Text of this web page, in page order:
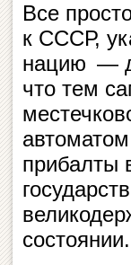
Все
к СССР,
нацию —
что тем
прибалты
состоянии.